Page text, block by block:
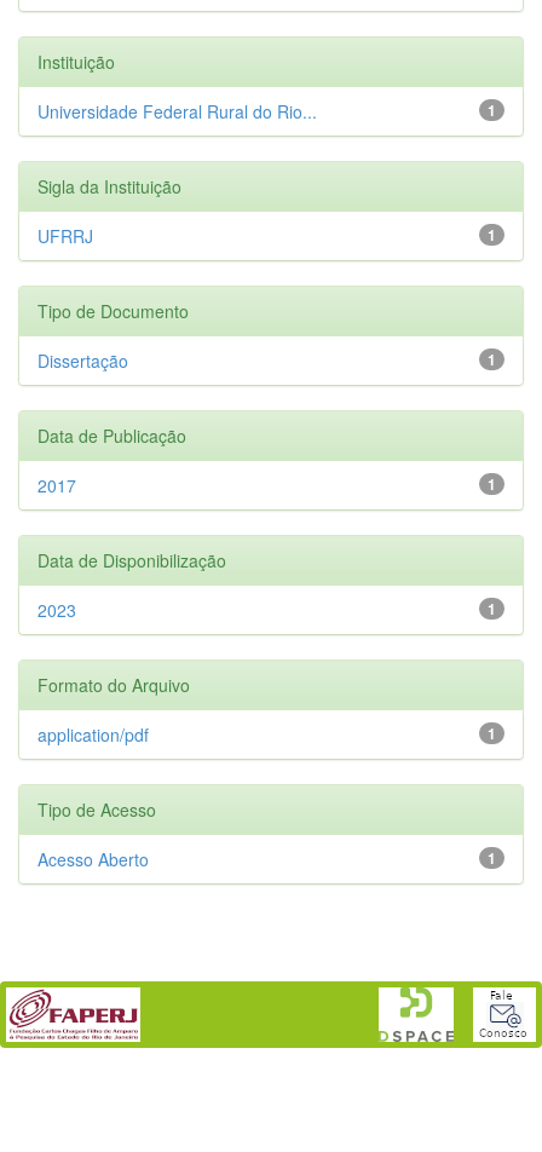
Instituição
1
Universidade Federal Rural do Rio...
Sigla da Instituição
1
UFRRJ
Tipo de Documento
1
Dissertação
Data de Publicação
1
2017
Data de Disponibilização
1
2023
Formato do Arquivo
1
application/pdf
Tipo de Acesso
1
Acesso Aberto